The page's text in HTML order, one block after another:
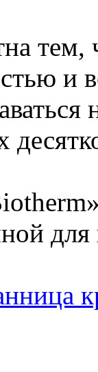
тем,
и
для